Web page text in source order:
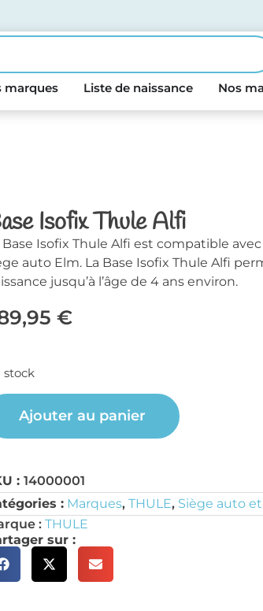
marques Liste de naissance Nos
Isofix Thule Alfi
Base Isofix Thule Alfi est compatible
auto Elm. La Base Isofix Thule Alfi
jusqu’à l’âge de 4 ans environ.
€
stock
Ajouter au panier
:14000001
: Marques,THULE, Siège auto
:THULE
sur :